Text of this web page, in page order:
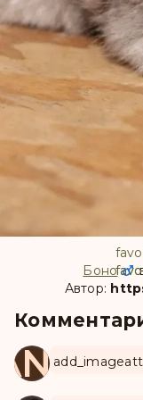
Боно
Автор:
add_image